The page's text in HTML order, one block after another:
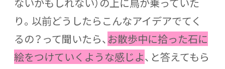
り。以前どうしたらこんなアイデアでてく
るの？って聞いたら、 お散歩中に拾った石に
絵をつけていくような感じよ、と答えてもら